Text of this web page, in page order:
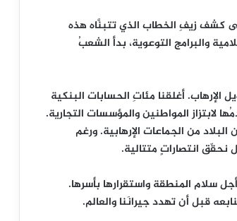
كبار العلماء والدعاة على كشف زيفِ الخطاب الذي تتبنَّاه هذه
والبرامج التوعوية، بدأ الشعبُ
أغلقنا مئاتِ الحسابات البنكية
لابتزاز المواطنين والمؤسسات التجارية.
من الجماعات الإرهابية. ورغم
نحقّق انتصاراتٍ متتالية.
سلام المنطقة واستقرارها بأسرها.
قبل أن تهدد جيرانَنا والعالم.